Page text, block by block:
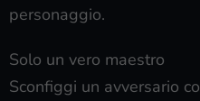
personaggio.
Solo un vero maestro
Sconfiggi un avversario